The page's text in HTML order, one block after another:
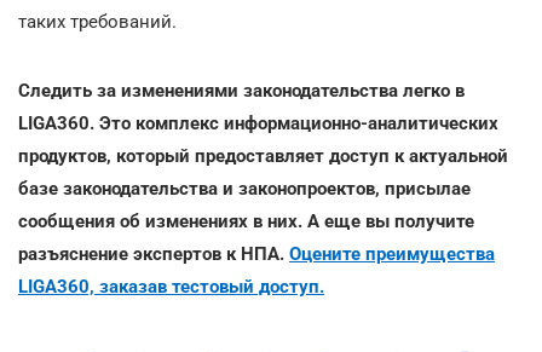
таких требований.
Следить за изменениями законодательства легко в
LIGA360. Это комплекс информационно-аналитических
продуктов, который предоставляет доступ к актуальной
базе законодательства и законопроектов, присылае
сообщения об изменениях в них. А еще вы получите
разъяснение экспертов к НПА. Оцените преимущества
LIGA360, заказав тестовый доступ.